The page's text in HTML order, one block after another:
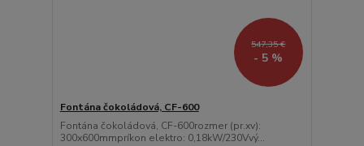
547,35 €
- 5 %
Fontána čokoládová, CF-600
Fontána čokoládová, CF-600rozmer (pr.xv):
300x600mmpríkon elektro: 0,18kW/230Vvý...